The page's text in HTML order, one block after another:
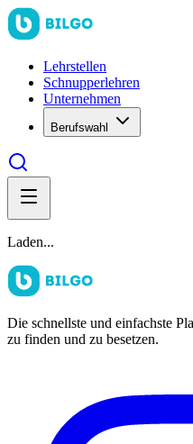
Lehrstellen
Schnupperlehren
Unternehmen
Berufswahl
Laden...
Die schnellste und einfachste
zu finden und zu besetzen.